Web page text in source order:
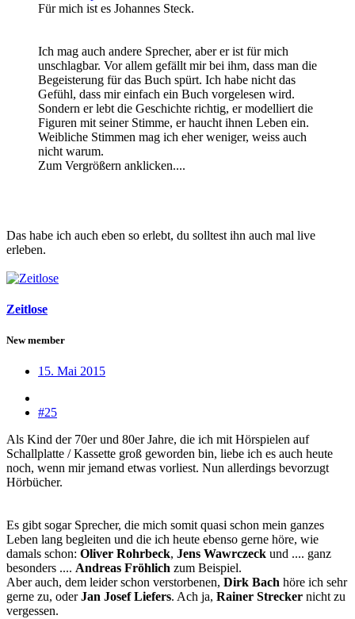
Für mich ist es Johannes Steck.
Ich mag auch andere Sprecher, aber er ist für mich
unschlagbar. Vor allem gefällt mir bei ihm, dass man die
Begeisterung für das Buch spürt. Ich habe nicht das
Gefühl, dass mir einfach ein Buch vorgelesen wird.
Sondern er lebt die Geschichte richtig, er modelliert die
Figuren mit seiner Stimme, er haucht ihnen Leben ein.
Weibliche Stimmen mag ich eher weniger, weiss auch
nicht warum.
Zum Vergrößern anklicken....
Das habe ich auch eben so erlebt, du solltest ihn auch mal live
erleben.
Zeitlose
New member
15. Mai 2015
#25
Als Kind der 70er und 80er Jahre, die ich mit Hörspielen auf
Schallplatte / Kassette groß geworden bin, liebe ich es auch heute
noch, wenn mir jemand etwas vorliest. Nun allerdings bevorzugt
Hörbücher.
Es gibt sogar Sprecher, die mich somit quasi schon mein ganzes
Leben lang begleiten und die ich heute ebenso gerne höre, wie
damals schon: Oliver Rohrbeck, Jens Wawrczeck und .... ganz
besonders .... Andreas Fröhlich zum Beispiel.
Aber auch, dem leider schon verstorbenen, Dirk Bach höre ich sehr
gerne zu, oderJan Josef Liefers. Ach ja, Rainer Strecker nicht zu
vergessen.